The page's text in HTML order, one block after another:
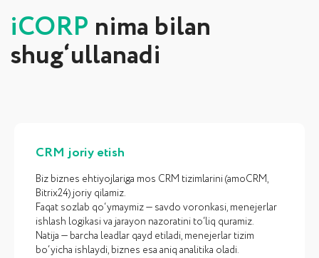
CRM joriy etish
Biz biznes ehtiyojlariga mos CRM tizimlarini (amoCRM,
Bitrix24) joriy qilamiz.
Faqat sozlab qo‘ymaymiz — savdo voronkasi, menejerlar
ishlash logikasi va jarayon nazoratini to‘liq quramiz.
Natija — barcha leadlar qayd etiladi, menejerlar tizim
bo‘yicha ishlaydi, biznes esa aniq analitika oladi.
Bizningvazifamiz
MISSIYA